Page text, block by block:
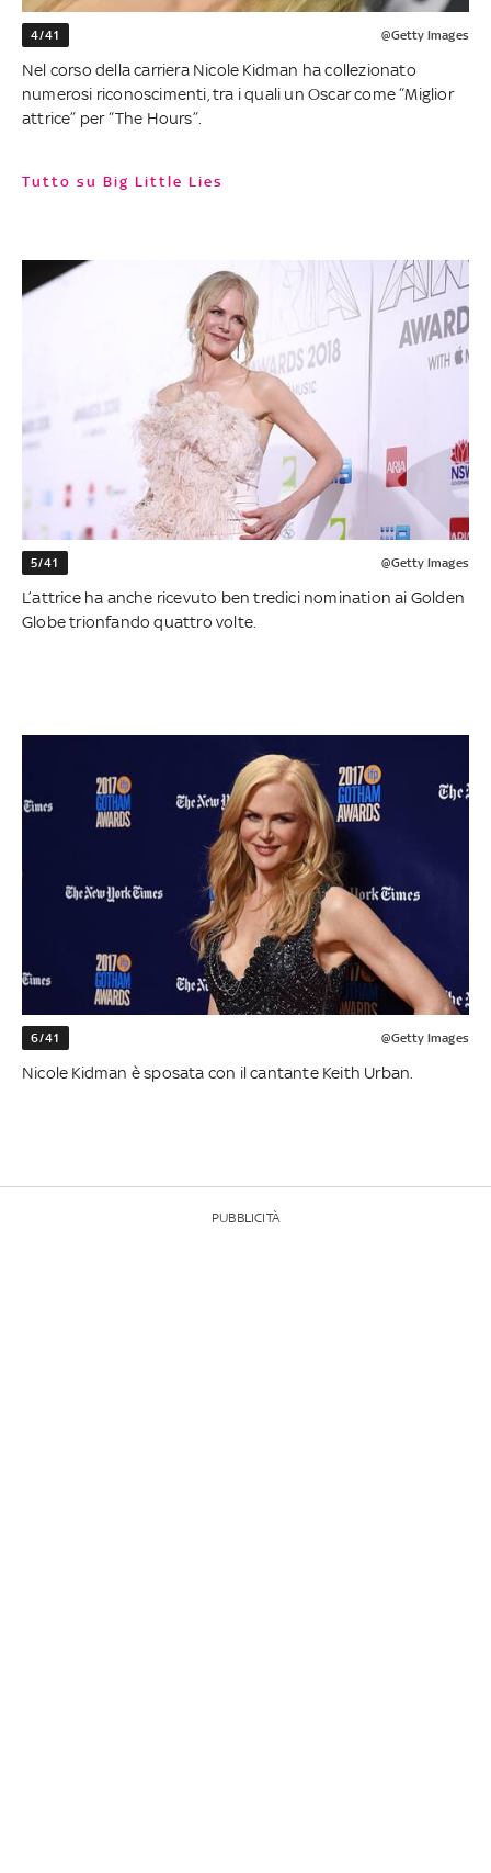
4/41 @Getty Images
Nel corso della carriera Nicole Kidman ha collezionato
numerosi riconoscimenti, tra i quali un Oscar come “Miglior
attrice” per “The Hours”.
Tutto su Big Little Lies
5/41 @Getty Images
L’attrice ha anche ricevuto ben tredici nomination ai Golden
Globe trionfando quattro volte.
6/41 @Getty Images
Nicole Kidman è sposata con il cantante Keith Urban.
PUBBLICITÀ